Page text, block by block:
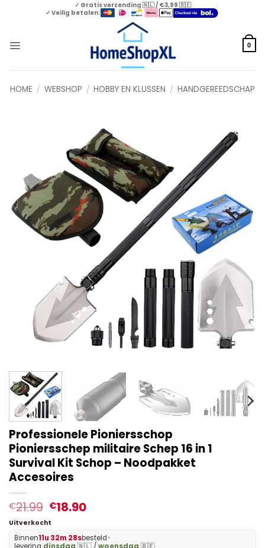
✓ Gratis verzending 🇳🇱 / €3,99 🇧🇪
✓ Veilig betalen:
0
HOME / WEBSHOP / HOBBY EN KLUSSEN / HANDGEREEDSCHAP
Professionele Pioniersschop
Pioniersschep militaire Schep 16 in 1
Survival Kit Schop – Noodpakket
Accesoires
€21.99 €18.90
Uitverkocht
Binnen11u 32m 27sbesteld•